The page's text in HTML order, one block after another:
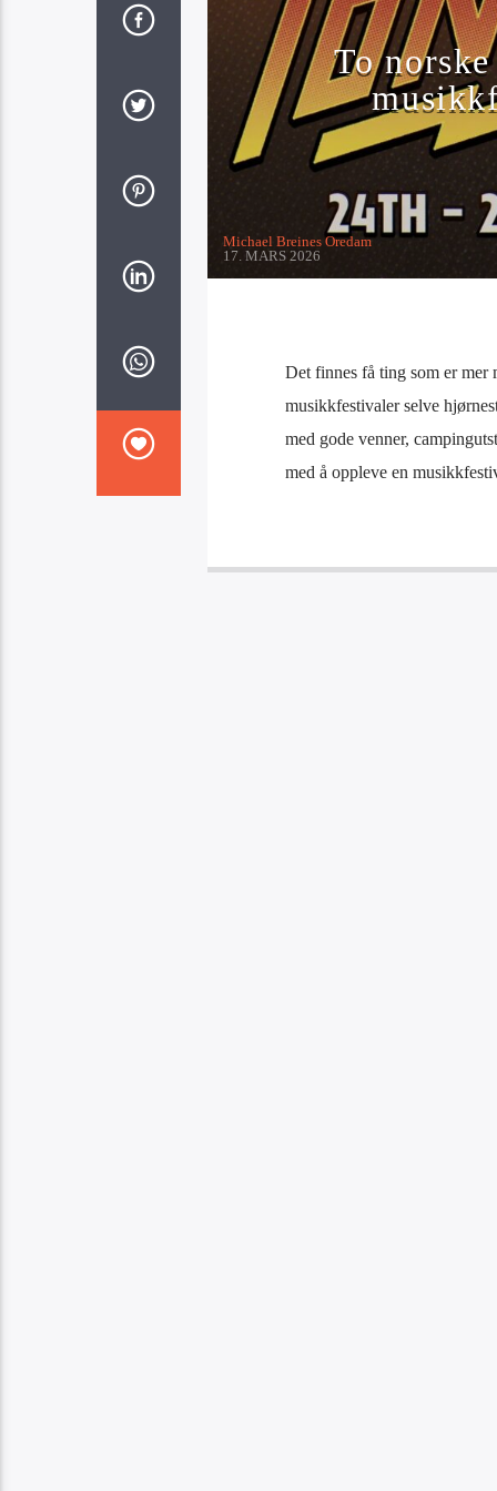
To
Michael Breines Oredam
17. MARS 2026
Det finnes få ting som er mer
musikkfestivaler selve
med gode venner,
med å oppleve en